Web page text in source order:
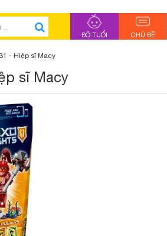
ĐỘ TUỔI CHỦ ĐỀ
- Hiệp sĩ Macy
sĩ Macy